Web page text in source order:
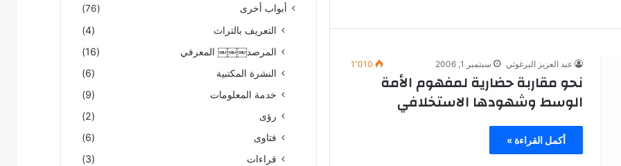
عبد العزيز البرغوثي سبتمبر 1, 2006 1٬010
نحو مقاربة حضارية لمفهوم الأمة
الوسط وشهودها الاستخلافي
أكمل القراءة »
أبواب أخرى
(76)
التعريف بالتراث
(4)
المرصد￼￼￼ المعرفي
(16)
النشرة المكتبية
(6)
خدمة المعلومات
(9)
رؤى
(2)
فتاوى
(6)
قراءات
(3)